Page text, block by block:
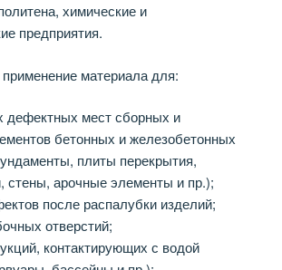
химические и
предприятия.
материала для:
дефектных мест сборных и
бетонных и железобетонных
плиты перекрытия,
стены, арочные элементы и пр.);
после распалубки изделий;
отверстий;
контактирующих с водой